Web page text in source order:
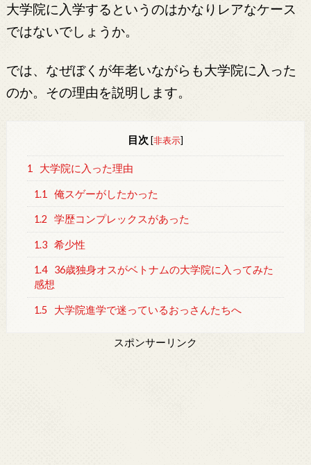
大学院に入学するというのはかなりレアなケース
ではないでしょうか。
では、なぜぼくが年老いながらも大学院に入った
のか。その理由を説明します。
目次 [非表示]
1 大学院に入った理由
1.1 俺スゲーがしたかった
1.2 学歴コンプレックスがあった
1.3 希少性
1.4
36歳独身オスがベトナムの大学院に入ってみた
感想
1.5 大学院進学で迷っているおっさんたちへ
スポンサーリンク